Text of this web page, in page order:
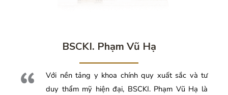
BSCKI. Phạm Vũ Hạ
Với nền tảng y khoa chính quy xuất sắc và tư
duy thẩm mỹ hiện đại, BSCKI. Phạm Vũ Hạ là